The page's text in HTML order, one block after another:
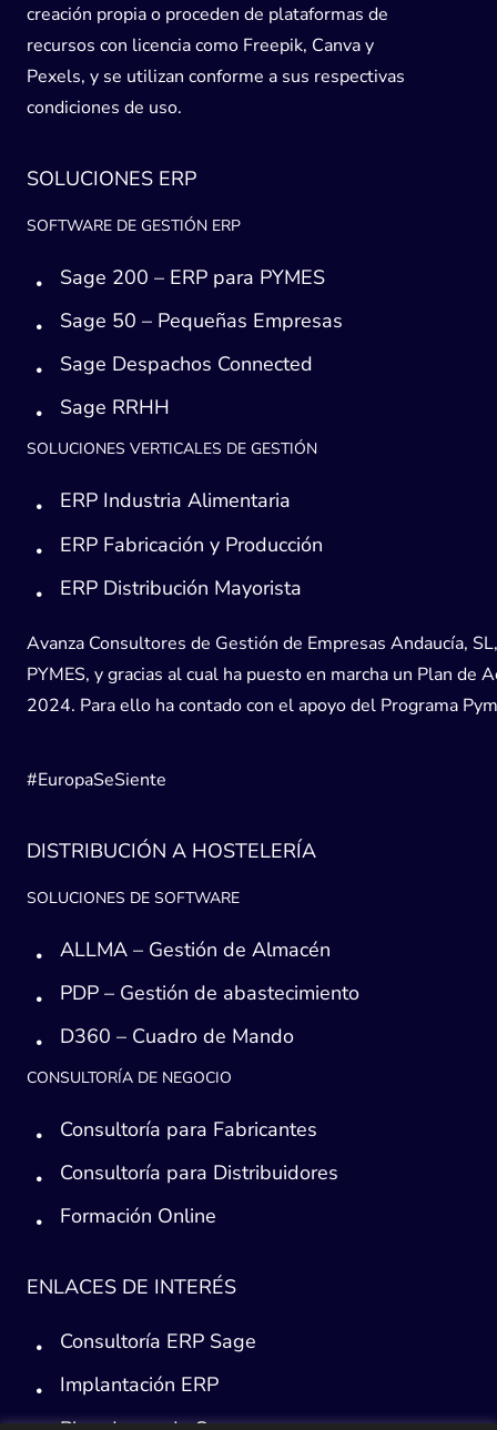
creación propia o proceden de plataformas de
recursos con licencia como Freepik, Canva y
Pexels, y se utilizan conforme a sus respectivas
condiciones de uso.
SOLUCIONES ERP
SOFTWARE DE GESTIÓN ERP
Sage 200 – ERP para PYMES
Sage 50 – Pequeñas Empresas
Sage Despachos Connected
Sage RRHH
SOLUCIONES VERTICALES DE GESTIÓN
ERP Industria Alimentaria
ERP Fabricación y Producción
ERP Distribución Mayorista
Avanza Consultores de Gestión de Empresas Andaucía,
PYMES, y gracias al cual ha puesto en marcha un Plan
2024. Para ello ha contado con el apoyo del Programa
#EuropaSeSiente
DISTRIBUCIÓN A HOSTELERÍA
SOLUCIONES DE SOFTWARE
ALLMA – Gestión de Almacén
PDP – Gestión de abastecimiento
D360 – Cuadro de Mando
CONSULTORÍA DE NEGOCIO
Consultoría para Fabricantes
Consultoría para Distribuidores
Formación Online
ENLACES DE INTERÉS
Consultoría ERP Sage
Implantación ERP